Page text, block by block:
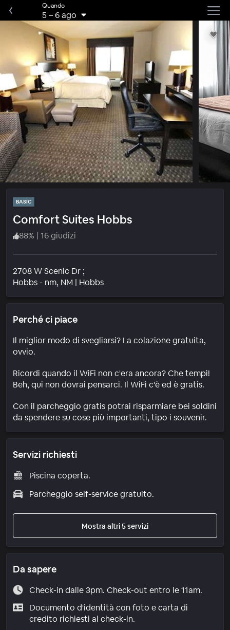
Quando
5–6 ago
BASIC
Comfort Suites Hobbs
88% | 16 giudizi
2708 W Scenic Dr ;
Hobbs - nm, NM | HobbsQuartiere
Perché ci piace
Il miglior modo di svegliarsi? La colazione gratuita,
ovvio.
Ricordi quando il WiFi non c'era ancora? Che tempi!
Beh, qui non dovrai pensarci. Il WiFi c'è ed è gratis.
Con il parcheggio gratis potrai risparmiare bei soldini
da spendere su cose più importanti, tipo i souvenir.
Servizi richiesti
Piscina coperta.
Parcheggio self-service gratuito.
Mostra altri 5 servizi
Da sapere
Check-in dalle 3pm. Check-out entro le 11am.
Documento d'identità con foto e carta di
credito richiesti al check-in.